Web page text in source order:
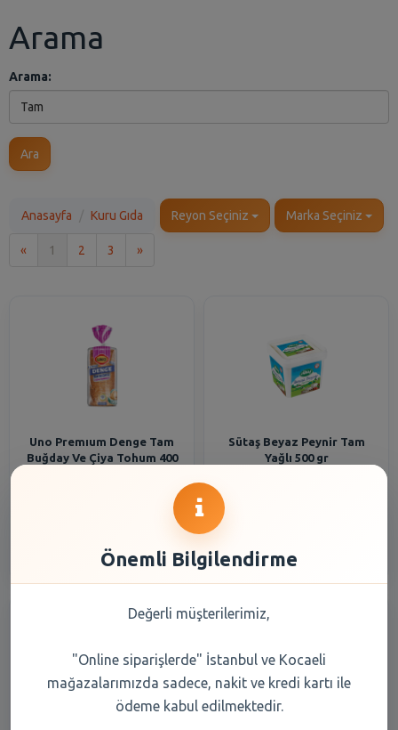
Arama
Arama:
Ara
Anasayfa Kuru Gıda Reyon Seçiniz Marka Seçiniz
« 1 2 3 »Son
Uno Premıum Denge Tam
Buğday Ve Çiya Tohum 400
Sütaş Beyaz Peynir Tam
Yağlı 500 gr
Önemli Bilgilendirme
Değerli müşterilerimiz,
"Online siparişlerde" İstanbul ve Kocaeli
mağazalarımızda sadece, nakit ve kredi kartı ile
ödeme kabul edilmektedir.